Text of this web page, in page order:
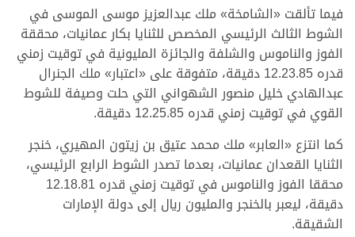
فيما تألقت «الشامخة» ملك عبدالعزيز موسى الموسى في
الشوط الثالث الرئيسي المخصص للثنايا بكار عمانيات، محققة
الفوز والناموس والشلفة والجائزة المليونية في توقيت زمني
قدره 12.23.85 دقيقة، متفوقة على «اعتبار» ملك الجنرال
عبدالهادي خليل منصور الشهواني التي حلت وصيفة للشوط
القوي في توقيت زمني قدره 12.25.85 دقيقة.
كما انتزع «العابر» ملك محمد عتيق بن زيتون المهيري، خنجر
الثنايا القعدان عمانيات، بعدما تصدر الشوط الرابع الرئيسي،
محققا الفوز والناموس في توقيت زمني قدره 12.18.81
دقيقة، ليعبر بالخنجر والمليون ريال إلى دولة الإمارات
الشقيقة.